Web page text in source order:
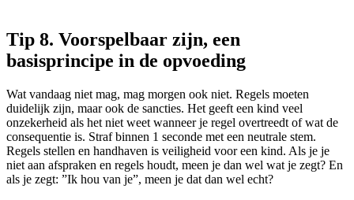
Tip 8. Voorspelbaar zijn, een
basisprincipe in de opvoeding
Wat vandaag niet mag, mag morgen ook niet. Regels moeten
duidelijk zijn, maar ook de sancties. Het geeft een kind veel
onzekerheid als het niet weet wanneer je regel overtreedt of wat de
consequentie is. Straf binnen 1 seconde met een neutrale stem.
Regels stellen en handhaven is veiligheid voor een kind. Als je je
niet aan afspraken en regels houdt, meen je dan wel wat je zegt? En
als je zegt: ”Ik hou van je”, meen je dat dan wel echt?